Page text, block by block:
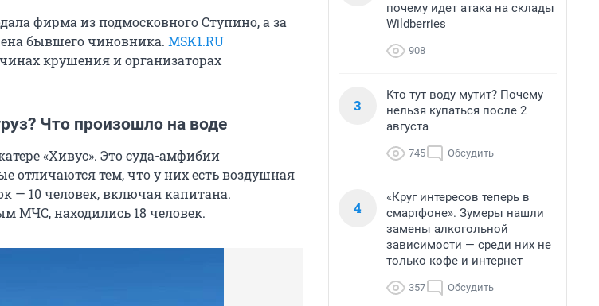
фирма из подмосковного Ступино, а за
бывшего чиновника. MSK1.RU
крушения и организаторах
Что произошло на воде
«Хивус». Это суда-амфибии
отличаются тем, что у них есть воздушная
— 10 человек, включая капитана.
МЧС, находились 18 человек.
почему идет атака на склады
Wildberries
908
3
Кто тут воду мутит? Почему
нельзя купаться после 2
августа
745 Обсудить
4
«Круг интересов теперь в
смартфоне». Зумеры нашли
замены алкогольной
зависимости — среди них не
только кофе и интернет
357 Обсудить